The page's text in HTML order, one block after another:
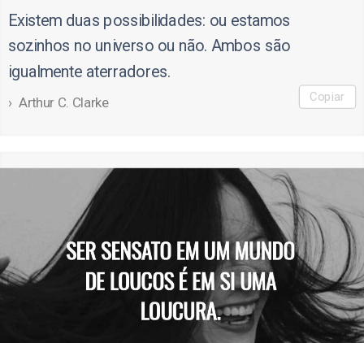
Existem duas possibilidades: ou estamos
sozinhos no universo ou não. Ambos são
igualmente aterradores.
Arthur C. Clarke Copiar